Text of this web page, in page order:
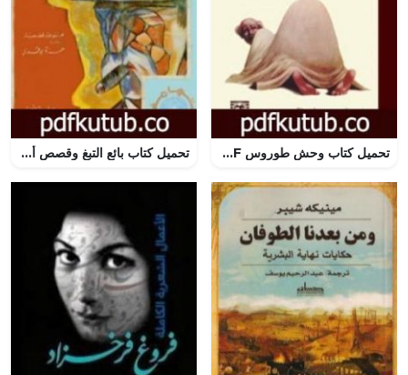
تحميل كتاب وحش طوروس PDF تأليف عزيز نيسين مجانا [كامل] تحميل كتاب بائع التبغ وقصص أخرى PDF تأليف حمزة بوقري مجانا [كامل]